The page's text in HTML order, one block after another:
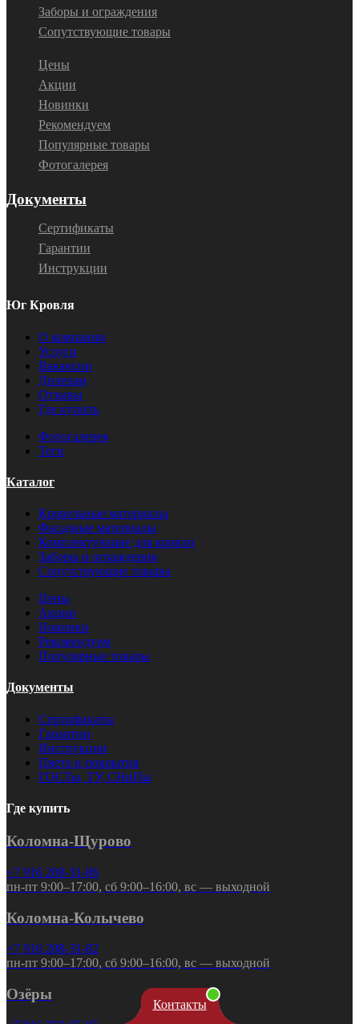
Контакты
Заборы и ограждения
Сопутствующие товары
Цены
Акции
Новинки
Рекомендуем
Популярные товары
Фотогалерея
Документы
Сертификаты
Гарантии
Инструкции
Юг Кровля
О компании
Услуги
Вакансии
Дилерам
Отзывы
Где купить
Фотогалерея
Теги
Каталог
Кровельные материалы
Фасадные материалы
Комплектующие для кровли
Заборы и ограждения
Сопутствующие товары
Цены
Акции
Новинки
Рекомендуем
Популярные товары
Документы
Сертификаты
Гарантии
Инструкции
Цвета и покрытия
ГОСТы, ТУ, СНиПы
Где купить
Коломна-Щурово
+7 916 208-31-86
пн-пт 9:00–17:00, сб 9:00–16:00, вс — выходной
Коломна-Колычево
+7 916 208-31-82
пн-пт 9:00–17:00, сб 9:00–16:00, вс — выходной
Озёры